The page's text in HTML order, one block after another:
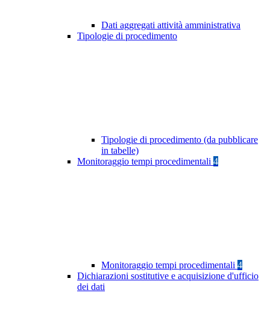
Dati aggregati attività amministrativa
Tipologie di procedimento
Tipologie di procedimento (da pubblicare
in tabelle)
Monitoraggio tempi procedimentali 4
Monitoraggio tempi procedimentali 4
Dichiarazioni sostitutive e acquisizione d'ufficio
dei dati